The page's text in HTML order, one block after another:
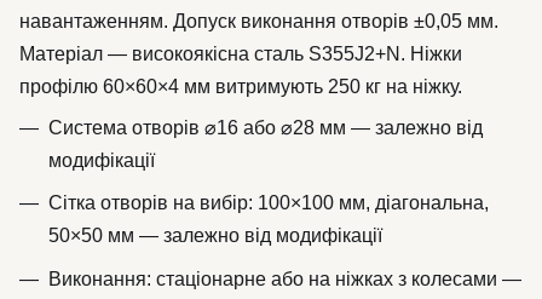
навантаженням. Допуск виконання отворів ±0,05 мм.
Матеріал — високоякісна сталь S355J2+N. Ніжки
профілю 60×60×4 мм витримують 250 кг на ніжку.
Система отворів ⌀16 або ⌀28 мм — залежно від
модифікації
Сітка отворів на вибір: 100×100 мм, діагональна,
50×50 мм — залежно від модифікації
Виконання: стаціонарне або на ніжках з колесами —